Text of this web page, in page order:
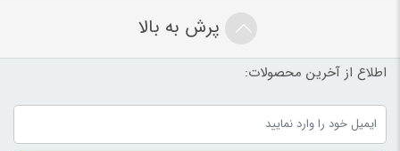
پرش به بالا
اطلاع از آخرین محصولات: